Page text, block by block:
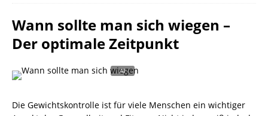
Wann sollte man sich wiegen –
Der optimale Zeitpunkt
Die Gewichtskontrolle ist für viele Menschen ein wichtiger